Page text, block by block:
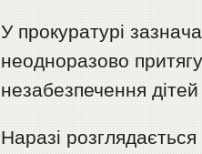
У прокуратурі
неодноразово
незабезпечення
Наразі